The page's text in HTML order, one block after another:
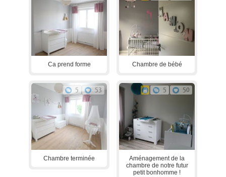
Ca prend forme Chambre de bébé
5 53
Chambre terminée
5 50
Aménagement de la
chambre de notre futur
petit bonhomme !